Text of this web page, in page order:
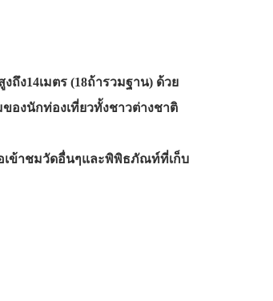
ง14เมตร (18ถ้ารวมฐาน) ด้วย
องนักท่องเที่ยวทั้งชาวต่างชาติ
อเข้าชมวัดอื่นๆและพิพิธภัณท์ที่เก็บ